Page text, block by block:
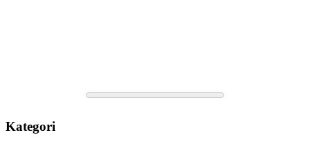
Kategori